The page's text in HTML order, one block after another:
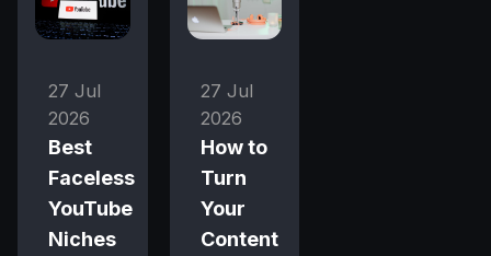
27 Jul
2026
Best
Faceless
YouTube
Niches
27 Jul
2026
How to
Turn
Your
Content